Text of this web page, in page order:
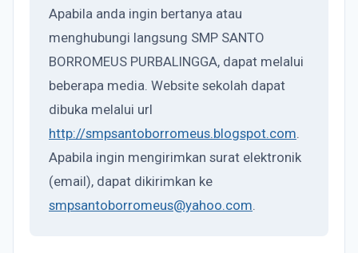
Apabila anda ingin bertanya atau
menghubungi langsung SMP SANTO
BORROMEUS PURBALINGGA, dapat melalui
beberapa media. Website sekolah dapat
dibuka melalui url
http://smpsantoborromeus.blogspot.com.
Apabila ingin mengirimkan surat elektronik
(email), dapat dikirimkan ke
smpsantoborromeus@yahoo.com.